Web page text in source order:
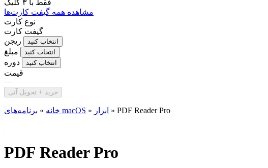
فقط با ۳ کلیک
مشاهده همه گیفت کارت‌ها
نوع کارت
گیفت کارت
ریجن
انتخاب کنید
مبلغ انتخاب کنید
دوره انتخاب کنید
قیمت
—
خرید + تحویل آنی
خانه » برنامه‌های macOS » ابزار » PDF Reader Pro
PDF Reader Pro